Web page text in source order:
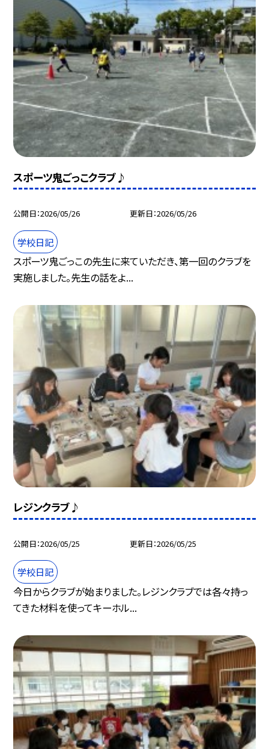
スポーツ鬼ごっこクラブ♪
公開日 2026/05/26 更新日 2026/05/26
学校日記
スポーツ鬼ごっこの先生に来ていただき、第一回のクラブを
実施しました。先生の話をよ...
レジンクラブ♪
公開日 2026/05/25 更新日 2026/05/25
学校日記
今日からクラブが始まりました。レジンクラブでは各々持っ
てきた材料を使ってキーホル...